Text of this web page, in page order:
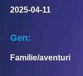
2025-04-11
Gen:
Familie/aventuri